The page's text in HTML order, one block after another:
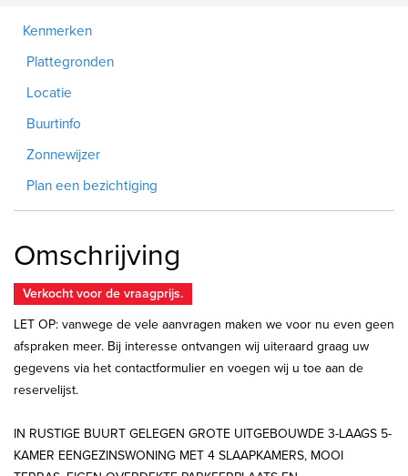
Kenmerken
Plattegronden
Locatie
Buurtinfo
Zonnewijzer
Plan een bezichtiging
Omschrijving
Verkocht voor de vraagprijs.
LET OP: vanwege de vele aanvragen maken we voor nu even geen
afspraken meer. Bij interesse ontvangen wij uiteraard graag uw
gegevens via het contactformulier en voegen wij u toe aan de
reservelijst.
IN RUSTIGE BUURT GELEGEN GROTE UITGEBOUWDE 3-LAAGS 5-
KAMER EENGEZINSWONING MET 4 SLAAPKAMERS, MOOI